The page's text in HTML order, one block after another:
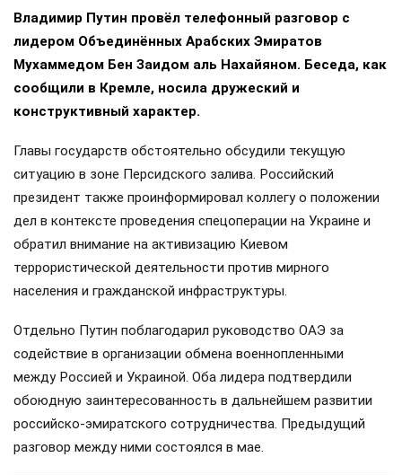
Владимир Путин провёл телефонный разговор с
лидером Объединённых Арабских Эмиратов
Мухаммедом Бен Заидом аль Нахайяном. Беседа, как
сообщили в Кремле, носила дружеский и
конструктивный характер.
Главы государств обстоятельно обсудили текущую
ситуацию в зоне Персидского залива. Российский
президент также проинформировал коллегу о положении
дел в контексте проведения спецоперации на Украине и
обратил внимание на активизацию Киевом
террористической деятельности против мирного
населения и гражданской инфраструктуры.
Отдельно Путин поблагодарил руководство ОАЭ за
содействие в организации обмена военнопленными
между Россией и Украиной. Оба лидера подтвердили
обоюдную заинтересованность в дальнейшем развитии
российско-эмиратского сотрудничества. Предыдущий
разговор между ними состоялся в мае.